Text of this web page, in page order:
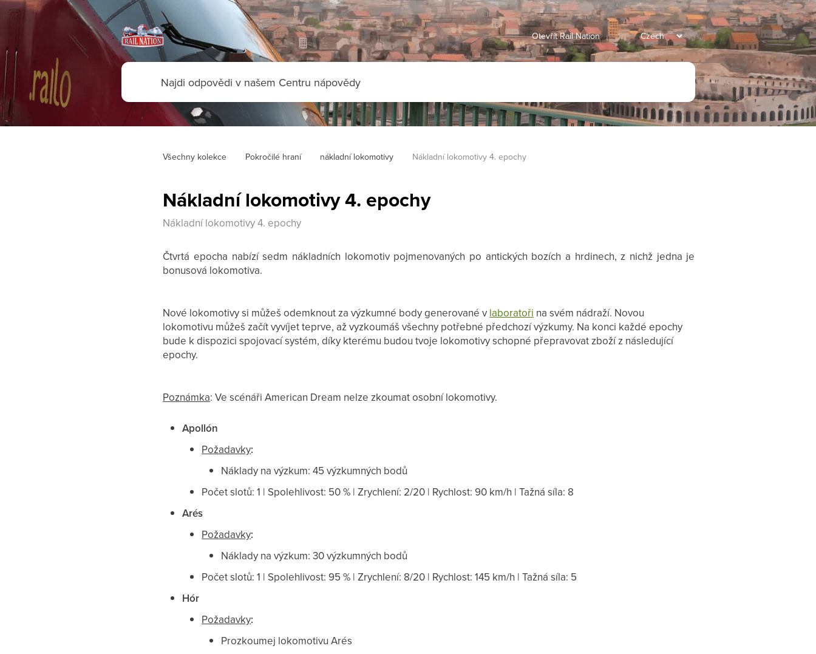
Otevřít Rail Nation
Všechny kolekce Pokročilé hraní nákladní lokomotivy Nákladní lokomotivy 4. epochy
Nákladní lokomotivy 4. epochy
Nákladní lokomotivy 4. epochy
Čtvrtá epocha nabízí sedm nákladních lokomotiv pojmenovaných po antických bozích a hrdinech, z nichž jedna je
bonusová lokomotiva.
Nové lokomotivy si můžeš odemknout za výzkumné body generované v laboratoři na svém nádraží. Novou
lokomotivu můžeš začít vyvíjet teprve, až vyzkoumáš všechny potřebné předchozí výzkumy. Na konci každé epochy
bude k dispozici spojovací systém, díky kterému budou tvoje lokomotivy schopné přepravovat zboží z následující
epochy.
Poznámka: Ve scénáři American Dream nelze zkoumat osobní lokomotivy.
Apollón
Požadavky:
Náklady na výzkum: 45 výzkumných bodů
Počet slotů: 1 | Spolehlivost: 50 % | Zrychlení: 2/20 | Rychlost: 90 km/h | Tažná síla: 8
Arés
Požadavky:
Náklady na výzkum: 30 výzkumných bodů
Počet slotů: 1 | Spolehlivost: 95 % | Zrychlení: 8/20 | Rychlost: 145 km/h | Tažná síla: 5
Hór
Požadavky:
Prozkoumej lokomotivu Arés